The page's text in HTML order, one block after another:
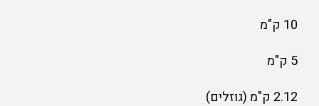
10 ק"מ
5 ק"מ
2.12 ק"מ (גוזלים)